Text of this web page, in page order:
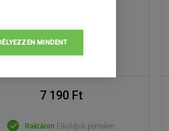
7 190 Ft
Raktáron Elküldjük pénteken
MINDENT